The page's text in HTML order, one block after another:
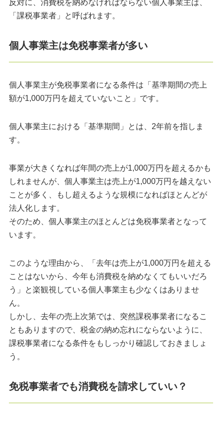
反対に、消費税を納めなければならない個人事業主は、
「課税事業者」と呼ばれます。
個人事業主は免税事業者が多い
個人事業主が免税事業者になる条件は「基準期間の売上
額が1,000万円を超えていないこと」です。
個人事業主における「基準期間」とは、2年前を指しま
す。
事業が大きくなれば年間の売上が1,000万円を超えるかも
しれませんが、個人事業主は売上が1,000万円を越えない
ことが多く、もし超えるような規模になればほとんどが
法人化します。
そのため、個人事業主のほとんどは免税事業者となって
います。
このような理由から、「去年は売上が1,000万円を超える
ことはないから、今年も消費税を納めなくてもいいだろ
う」と楽観視している個人事業主も少なくはありませ
ん。
しかし、去年の売上次第では、突然課税事業者になるこ
ともありますので、税金の納め忘れにならないように、
課税事業者になる条件をもしっかり確認しておきましょ
う。
免税事業者でも消費税を請求していい？